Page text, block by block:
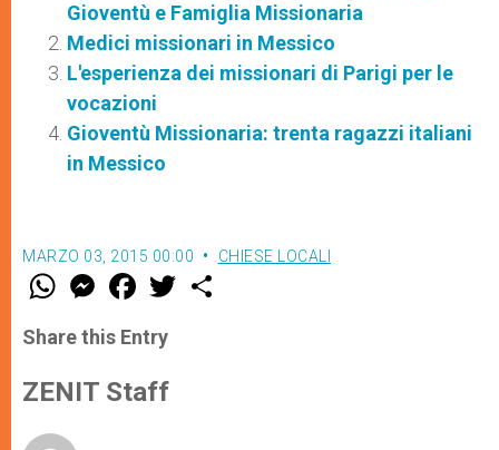
Gioventù e Famiglia Missionaria
Medici missionari in Messico
L'esperienza dei missionari di Parigi per le
vocazioni
Gioventù Missionaria: trenta ragazzi italiani
in Messico
MARZO 03, 2015 00:00 CHIESE LOCALI
W
t
s
p
p
M
e
s
e
g
e
F
a
e
b
o
k
w
Share this Entry
ZENIT Staff